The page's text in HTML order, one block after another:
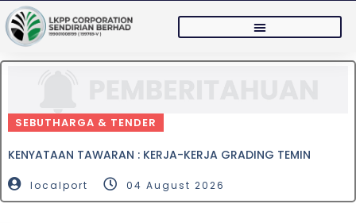
SEBUTHARGA & TENDER
KENYATAAN TAWARAN : KERJA-KERJA GRADING TEMIN
localport 04 August 2026